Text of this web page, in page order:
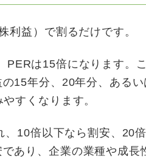
益）で割るだけです。
は15倍になります。
15年分、20年分、ある
すくなります。
10倍以下なら割安、20
あり、企業の業種や成